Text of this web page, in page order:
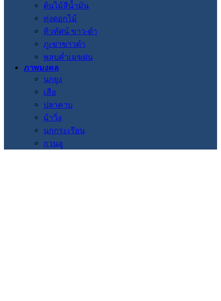
ต้นไม้สีน้ำมัน
ทุ่งดอกไม้
ทิวทัศน์ ขาว-ดำ
ภูเขาขาวดำ
พลบค่ำเมฆฝน
ภาพมงคล
นกยูง
เสือ
ปลาคาบ
ม้าวิ่ง
นกกระเรียน
กวนอู